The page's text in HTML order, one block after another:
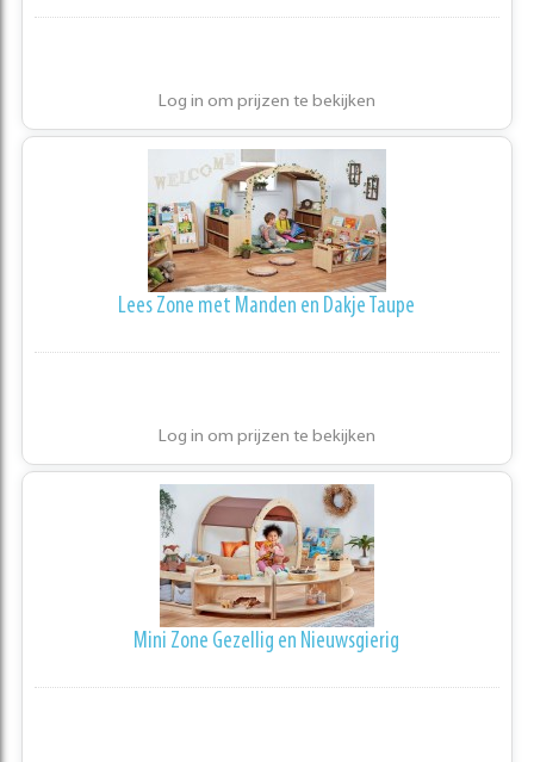
Log in om prijzen te bekijken
Lees Zone met Manden en Dakje Taupe
Log in om prijzen te bekijken
Mini Zone Gezellig en Nieuwsgierig